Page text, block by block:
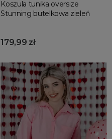
Koszula tunika oversize
Stunning butelkowa zieleń
179,99 zł